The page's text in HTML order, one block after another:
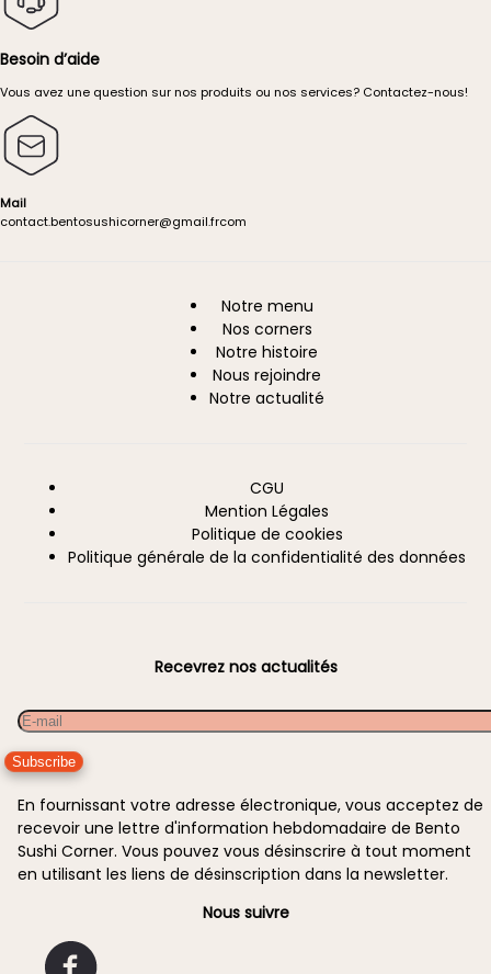
Besoin d’aide
Vous avez une question sur nos produits ou nos services? Contactez-nous!
Mail
contact.bentosushicorner@gmail.frcom
A
propos
Notre menu
Nos corners
Notre histoire
Nous rejoindre
Notre actualité
Information
CGU
Mention Légales
Politique de cookies
Politique générale de la confidentialité des données
Recevrez nos actualités
Email
En fournissant votre adresse électronique, vous acceptez de
recevoir une lettre d'information hebdomadaire de Bento
Sushi Corner. Vous pouvez vous désinscrire à tout moment
en utilisant les liens de désinscription dans la newsletter.
Nous suivre